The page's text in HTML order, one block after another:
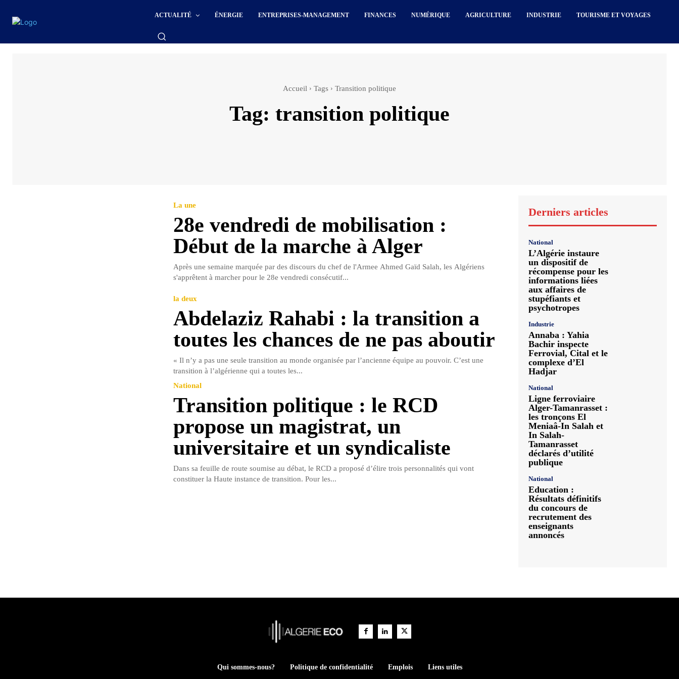
ACTUALITÉ ÉNERGIE ENTREPRISES-MANAGEMENT FINANCES NUMÉRIQUE AGRICULTURE INDUSTRIE TOURISME ET VOYAGES
Accueil Tags Transition politique
Tag: transition politique
La une
28e vendredi de mobilisation :
Début de la marche à Alger
Après une semaine marquée par des discours du chef de l'Armee Ahmed Gaïd Salah, les Algériens
s'apprêtent à marcher pour le 28e vendredi consécutif...
la deux
Abdelaziz Rahabi : la transition a
toutes les chances de ne pas aboutir
« Il n’y a pas une seule transition au monde organisée par l’ancienne équipe au pouvoir. C’est une
transition à l’algérienne qui a toutes les...
National
Transition politique : le RCD
propose un magistrat, un
universitaire et un syndicaliste
Dans sa feuille de route soumise au débat, le RCD a proposé d’élire trois personnalités qui vont
constituer la Haute instance de transition. Pour les...
Derniers articles
National
L’Algérie instaure
un dispositif de
récompense pour les
informations liées
aux affaires de
stupéfiants et
psychotropes
Industrie
Annaba : Yahia
Bachir inspecte
Ferrovial, Cital et le
complexe d’El
Hadjar
National
Ligne ferroviaire
Alger-Tamanrasset :
les tronçons El
Meniaâ-In Salah et
In Salah-
Tamanrasset
déclarés d’utilité
publique
National
Education :
Résultats définitifs
du concours de
recrutement des
enseignants
annoncés
Qui sommes-nous? Politique de confidentialité Emplois Liens utiles